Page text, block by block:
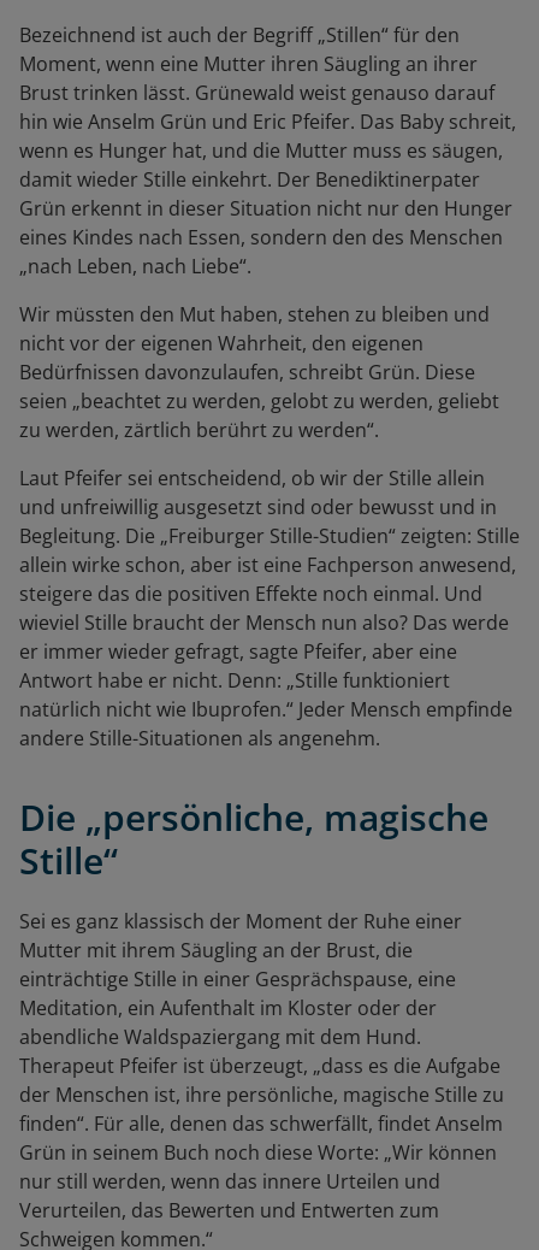
Bezeichnend ist auch der Begriff „Stillen“ für den
Moment, wenn eine Mutter ihren Säugling an ihrer
Brust trinken lässt. Grünewald weist genauso darauf
hin wie Anselm Grün und Eric Pfeifer. Das Baby schreit,
wenn es Hunger hat, und die Mutter muss es säugen,
damit wieder Stille einkehrt. Der Benediktinerpater
Grün erkennt in dieser Situation nicht nur den Hunger
eines Kindes nach Essen, sondern den des Menschen
„nach Leben, nach Liebe“.
Wir müssten den Mut haben, stehen zu bleiben und
nicht vor der eigenen Wahrheit, den eigenen
Bedürfnissen davonzulaufen, schreibt Grün. Diese
seien „beachtet zu werden, gelobt zu werden, geliebt
zu werden, zärtlich berührt zu werden“.
Laut Pfeifer sei entscheidend, ob wir der Stille allein
und unfreiwillig ausgesetzt sind oder bewusst und in
Begleitung. Die „Freiburger Stille-Studien“ zeigten: Stille
allein wirke schon, aber ist eine Fachperson anwesend,
steigere das die positiven Effekte noch einmal. Und
wieviel Stille braucht der Mensch nun also? Das werde
er immer wieder gefragt, sagte Pfeifer, aber eine
Antwort habe er nicht. Denn: „Stille funktioniert
natürlich nicht wie Ibuprofen.“ Jeder Mensch empfinde
andere Stille-Situationen als angenehm.
Die „persönliche, magische
Stille“
Sei es ganz klassisch der Moment der Ruhe einer
Mutter mit ihrem Säugling an der Brust, die
einträchtige Stille in einer Gesprächspause, eine
Meditation, ein Aufenthalt im Kloster oder der
abendliche Waldspaziergang mit dem Hund.
Therapeut Pfeifer ist überzeugt, „dass es die Aufgabe
der Menschen ist, ihre persönliche, magische Stille zu
finden“. Für alle, denen das schwerfällt, findet Anselm
Grün in seinem Buch noch diese Worte: „Wir können
nur still werden, wenn das innere Urteilen und
Verurteilen, das Bewerten und Entwerten zum
Schweigen kommen.“